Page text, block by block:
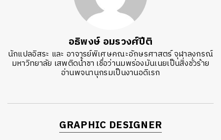
อธิพงษ์ อมรวงศ์ปีติ
นักแปลอิสระ และ อาจารย์พิเศษคณะอักษรศาสตร์ จุฬาลงกรณ์
มหาวิทยาลัย เสพติดน้ำชา เชื่อว่านมพร่องมันเนยเป็นสิ่งชั่วร้าย
อ่านพจนานุกรมเป็นงานอดิเรก
GRAPHIC DESIGNER